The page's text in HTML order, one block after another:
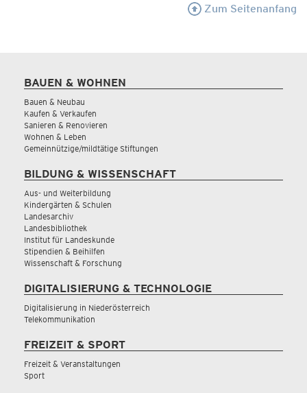
Zum Seitenanfang
BAUEN & WOHNEN
Bauen & Neubau
Kaufen & Verkaufen
Sanieren & Renovieren
Wohnen & Leben
Gemeinnützige/mildtätige Stiftungen
BILDUNG & WISSENSCHAFT
Aus- und Weiterbildung
Kindergärten & Schulen
Landesarchiv
Landesbibliothek
Institut für Landeskunde
Stipendien & Beihilfen
Wissenschaft & Forschung
DIGITALISIERUNG & TECHNOLOGIE
Digitalisierung in Niederösterreich
Telekommunikation
FREIZEIT & SPORT
Freizeit & Veranstaltungen
Sport